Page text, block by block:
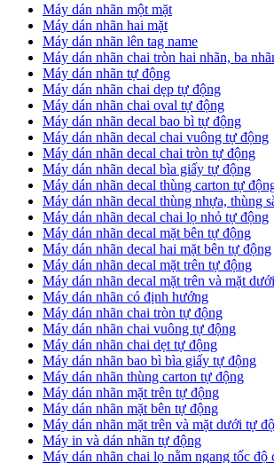
Máy dán nhãn một mặt
Máy dán nhãn hai mặt
Máy dán nhãn lên tag name
Máy dán nhãn chai tròn hai nhãn, ba
Máy dán nhãn tự động
Máy dán nhãn chai dẹp tự động
Máy dán nhãn chai oval tự động
Máy dán nhãn decal bao bì tự động
Máy dán nhãn decal chai vuông tự động
Máy dán nhãn decal chai tròn tự động
Máy dán nhãn decal bìa giấy tự động
Máy dán nhãn decal thùng carton tự
Máy dán nhãn decal thùng nhựa, thùng
Máy dán nhãn decal chai lọ nhỏ tự động
Máy dán nhãn decal mặt bên tự động
Máy dán nhãn decal hai mặt bên tự động
Máy dán nhãn decal mặt trên tự động
Máy dán nhãn decal mặt trên và mặt
Máy dán nhãn có định hướng
Máy dán nhãn chai tròn tự động
​Máy dán nhãn chai vuông tự động
​Máy dán nhãn chai dẹt tự động
​Máy dán nhãn bao bì bìa giấy tự động
Máy dán nhãn thùng carton tự động
​Máy dán nhãn mặt trên tự động
​Máy dán nhãn mặt bên tự động
​Máy dán nhãn mặt trên và mặt dưới tự
Máy in và dán nhãn tự động
Máy dán nhãn chai lọ nằm ngang tốc độ